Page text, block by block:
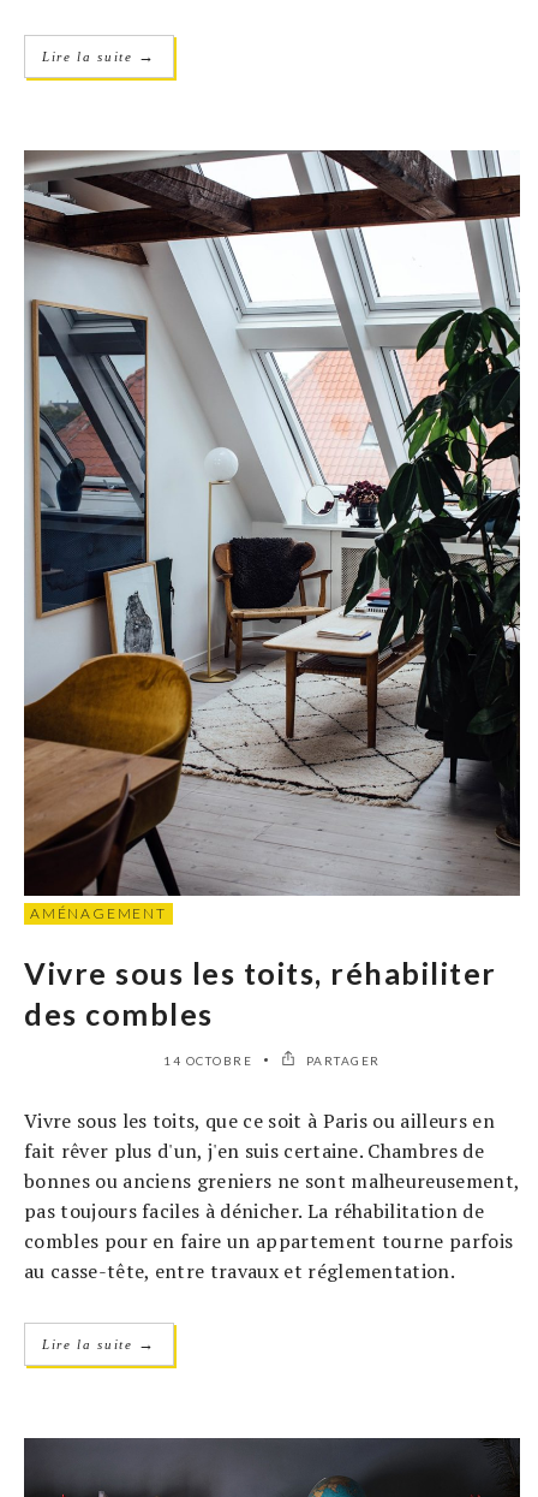
Lire la suite →
AMÉNAGEMENT
Vivre sous les toits, réhabiliter
des combles
14 OCTOBRE PARTAGER
Vivre sous les toits, que ce soit à Paris ou ailleurs en
fait rêver plus d'un, j'en suis certaine. Chambres de
bonnes ou anciens greniers ne sont malheureusement,
pas toujours faciles à dénicher. La réhabilitation de
combles pour en faire un appartement tourne parfois
au casse-tête, entre travaux et réglementation.
Lire la suite →